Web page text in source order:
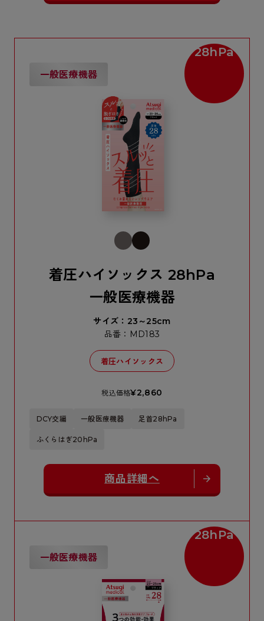
28hPa
一般医療機器
着圧ハイソックス 28hPa
一般医療機器
サイズ：23～25cm
品番：MD183
着圧ハイソックス
税込価格¥2,860
DCY交編 一般医療機器 足首28hPa
ふくらはぎ20hPa
商品詳細へ
28hPa
一般医療機器